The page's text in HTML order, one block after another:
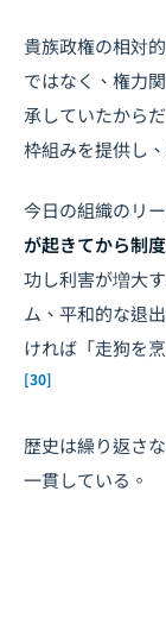
貴族政権の相対
ではなく、権力
承していたから
枠組みを提供し
今日の組織のリ
が起きてから制
功し利害が増大
ム、平和的な退
ければ「走狗を
[30]
歴史は繰り返さ
一貫している。